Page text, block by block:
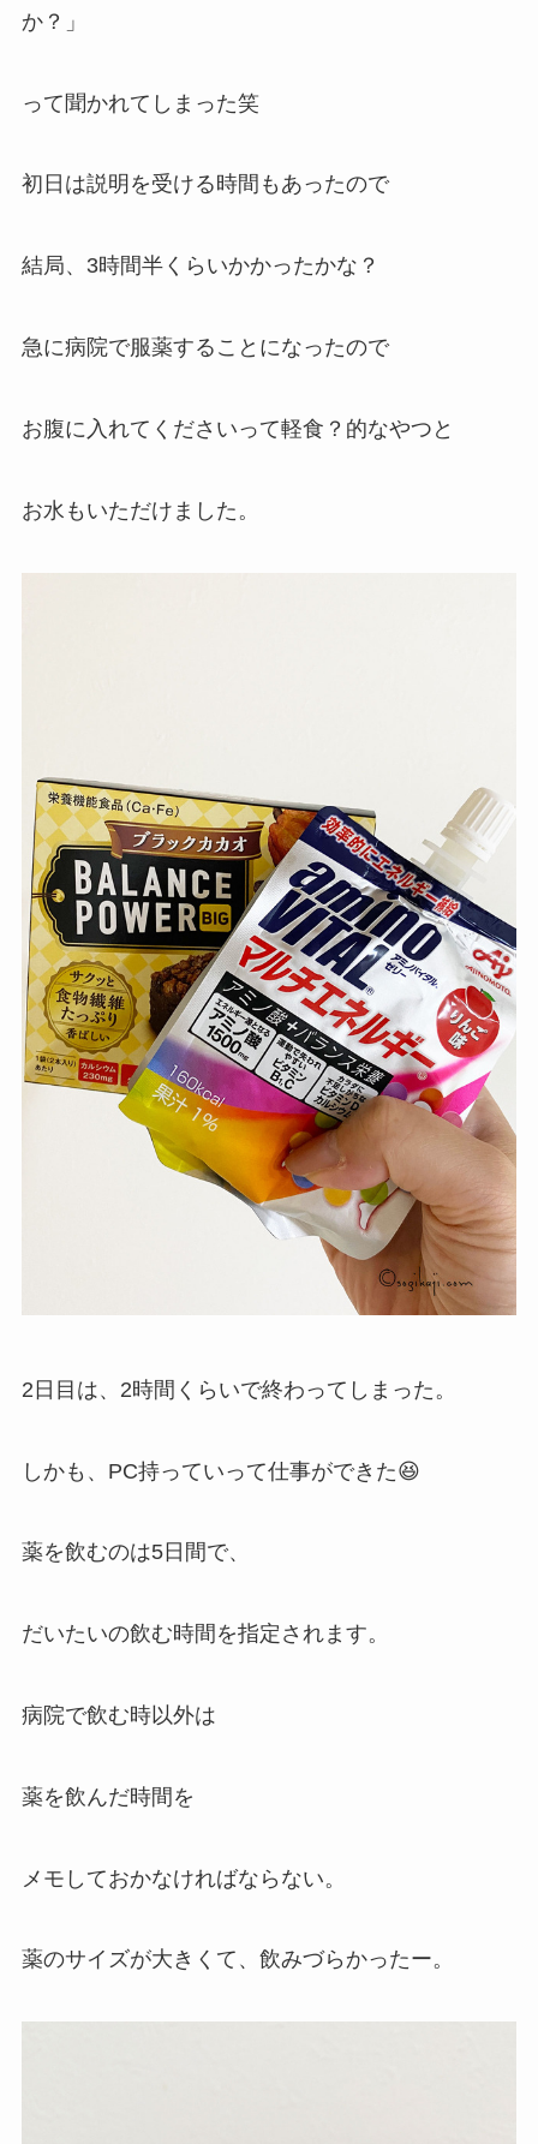
か？」
って聞かれてしまった笑
初日は説明を受ける時間もあったので
結局、3時間半くらいかかったかな？
急に病院で服薬することになったので
お腹に入れてくださいって軽食？的なやつと
お水もいただけました。
2日目は、2時間くらいで終わってしまった。
しかも、PC持っていって仕事ができた😆
薬を飲むのは5日間で、
だいたいの飲む時間を指定されます。
病院で飲む時以外は
薬を飲んだ時間を
メモしておかなければならない。
薬のサイズが大きくて、飲みづらかったー。